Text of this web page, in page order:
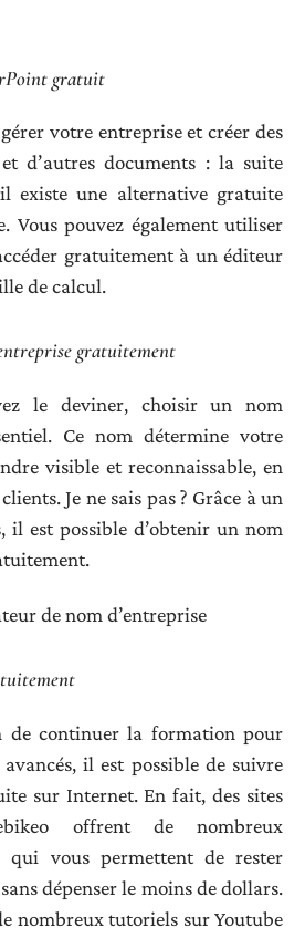
gratuit
votre entreprise et créer des
d’autres documents : la suite
existe une alternative gratuite
Vous pouvez également utiliser
gratuitement à un éditeur
de calcul.
gratuitement
le deviner, choisir un nom
Ce nom détermine votre
visible et reconnaissable, en
Je ne sais pas ? Grâce à un
il est possible d’obtenir un nom
de nom d’entreprise
de continuer la formation pour
il est possible de suivre
sur Internet. En fait, des sites
offrent de nombreux
qui vous permettent de rester
dépenser le moins de dollars.
nombreux tutoriels sur Youtube